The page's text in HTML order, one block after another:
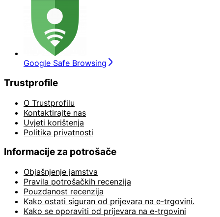
Google Safe Browsing
Trustprofile
O Trustprofilu
Kontaktirajte nas
Uvjeti korištenja
Politika privatnosti
Informacije za potrošače
Objašnjenje jamstva
Pravila potrošačkih recenzija
Pouzdanost recenzija
Kako ostati siguran od prijevara na e-trgovini.
Kako se oporaviti od prijevara na e-trgovini